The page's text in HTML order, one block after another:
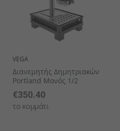
VEGA
Διανεμητής Δημητριακών
Portland Μονός 1/2
€350.40
το κομμάτι